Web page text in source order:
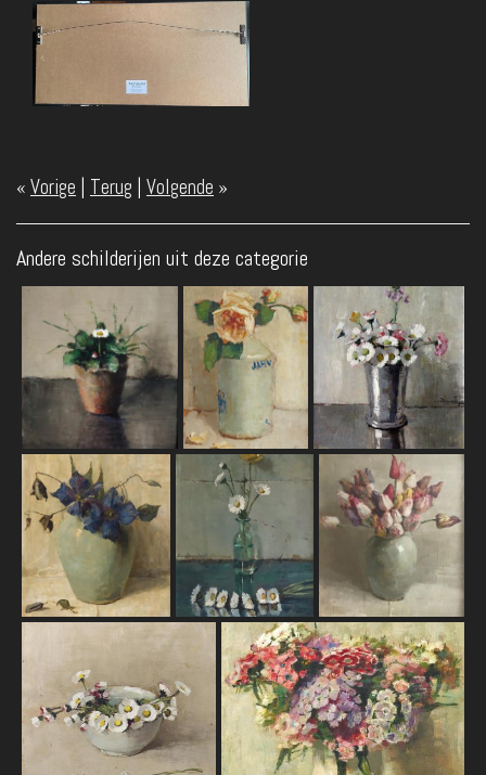
« Vorige | Terug | Volgende »
Andere schilderijen uit deze categorie